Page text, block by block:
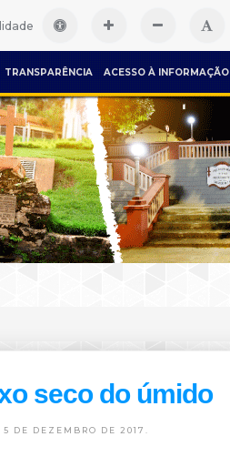
TRANSPARÊNCIA ACESSO À INFORMAÇÃO
seco do úmido
DE DEZEMBRO DE 2017.